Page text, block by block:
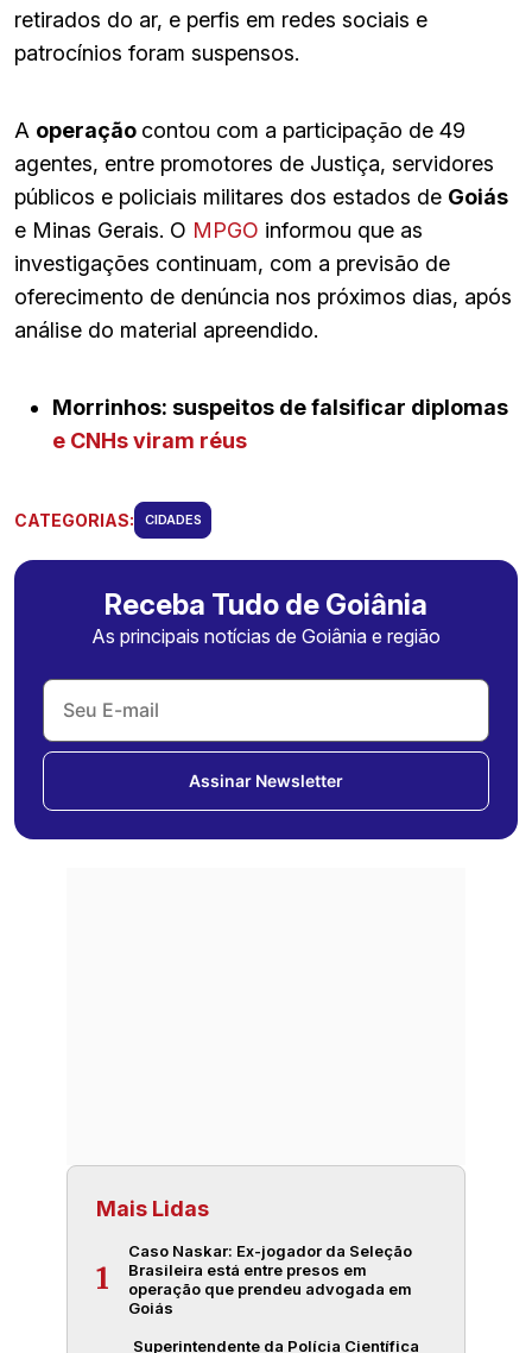
retirados do ar, e perfis em redes sociais e
patrocínios foram suspensos.
A operação contou com a participação de 49
agentes, entre promotores de Justiça, servidores
públicos e policiais militares dos estados de Goiás
e Minas Gerais. O MPGO informou que as
investigações continuam, com a previsão de
oferecimento de denúncia nos próximos dias, após
análise do material apreendido.
Morrinhos: suspeitos de falsificar diplomas
e CNHs viram réus
CATEGORIAS: CIDADES
Receba Tudo de Goiânia
As principais notícias de Goiânia e região
Assinar Newsletter
Mais Lidas
1
Caso Naskar: Ex-jogador da Seleção
Brasileira está entre presos em
operação que prendeu advogada em
Goiás
Superintendente da Polícia Científica